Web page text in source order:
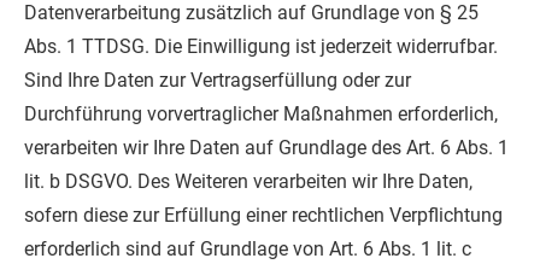
Datenverarbeitung zusätzlich auf Grundlage von § 25
Abs. 1 TTDSG. Die Einwilligung ist jederzeit widerrufbar.
Sind Ihre Daten zur Vertragserfüllung oder zur
Durchführung vorvertraglicher Maßnahmen erforderlich,
verarbeiten wir Ihre Daten auf Grundlage des Art. 6 Abs. 1
lit. b DSGVO. Des Weiteren verarbeiten wir Ihre Daten,
sofern diese zur Erfüllung einer rechtlichen Verpflichtung
erforderlich sind auf Grundlage von Art. 6 Abs. 1 lit. c